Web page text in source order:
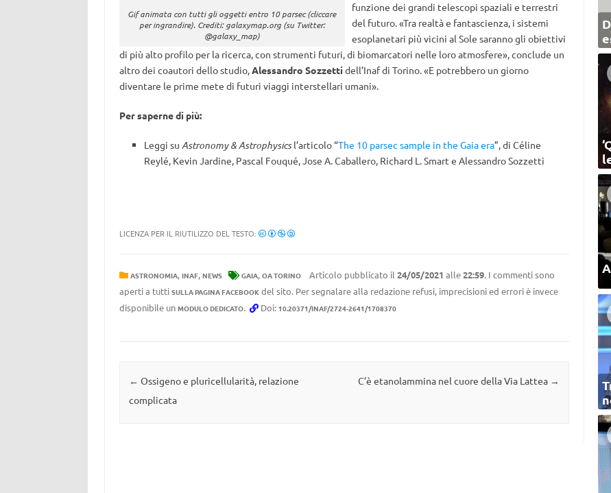
Gif animata con tutti gli oggetti entro 10 parsec (cliccare
per ingrandire). Crediti: galaxymap.org (su Twitter:
@galaxy_map)
funzione dei grandi telescopi spaziali e terrestri
del futuro. «Tra realtà e fantascienza, i sistemi
esoplanetari più vicini al Sole saranno gli obiettivi
di più alto profilo per la ricerca, con strumenti futuri, di biomarcatori nelle loro atmosfere», conclude un
altro dei coautori dello studio,Alessandro Sozzetti dell’Inaf di Torino. «E potrebbero un giorno
diventare le prime mete di futuri viaggi interstellari umani».
Per saperne di più:
Leggi su Astronomy & Astrophysicsl’articolo “The 10 parsec sample in the Gaia era”, di Céline
Reylé, Kevin Jardine, Pascal Fouqué, Jose A. Caballero, Richard L. Smart e Alessandro Sozzetti
LICENZA PER IL RIUTILIZZO DEL TESTO:
ASTRONOMIA, INAF, NEWS GAIA, OA TORINO Articolo pubblicato il 24/05/2021 alle22:59. I commenti sono
aperti a tutti SULLA PAGINA FACEBOOKdel sito. Per segnalare alla redazione refusi, imprecisioni ed errori è invece
disponibile un MODULO DEDICATO. Doi: 10.20371/INAF/2724-2641/1708370
Navigazione articolo
← Ossigeno e pluricellularità, relazione
complicata
C’è etanolammina nel cuore della Via Lattea →